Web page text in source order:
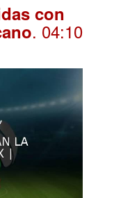
con
. 04:10